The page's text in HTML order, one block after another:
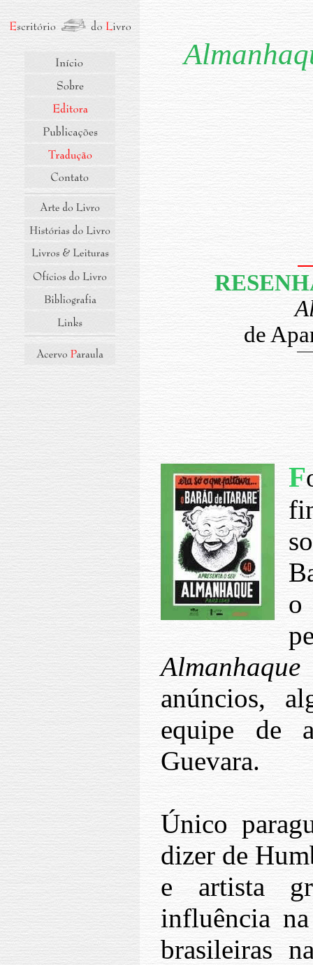
de
F
Almanhaque
anúncios,
equipe de
Guevara.
Único
dizer de
e artista
influência
brasileiras